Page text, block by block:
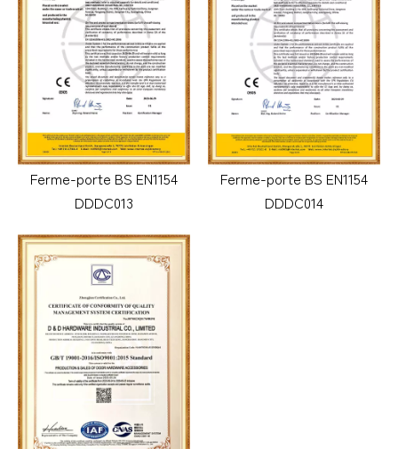
Ferme-porte BS EN1154
DDDC013
Ferme-porte BS EN1154
DDDC014